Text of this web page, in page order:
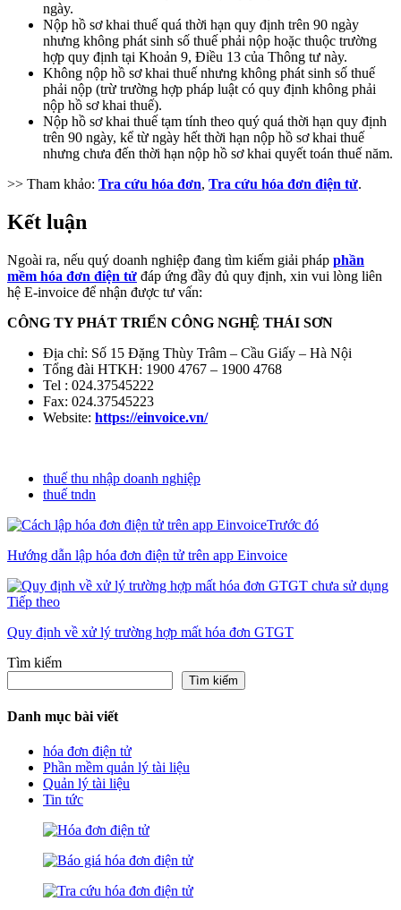
ngày.
Nộp hồ sơ khai thuế quá thời hạn quy định trên 90 ngày
nhưng không phát sinh số thuế phải nộp hoặc thuộc trường
hợp quy định tại Khoản 9, Điều 13 của Thông tư này.
Không nộp hồ sơ khai thuế nhưng không phát sinh số thuế
phải nộp (trừ trường hợp pháp luật có quy định không phải
nộp hồ sơ khai thuế).
Nộp hồ sơ khai thuế tạm tính theo quý quá thời hạn quy định
trên 90 ngày, kể từ ngày hết thời hạn nộp hồ sơ khai thuế
nhưng chưa đến thời hạn nộp hồ sơ khai quyết toán thuế năm.
>> Tham khảo: Tra cứu hóa đơn, Tra cứu hóa đơn điện tử.
Kết luận
Ngoài ra, nếu quý doanh nghiệp đang tìm kiếm giải pháp phần
mềm hóa đơn điện tử đáp ứng đầy đủ quy định, xin vui lòng liên
hệ E-invoice để nhận được tư vấn:
CÔNG TY PHÁT TRIỂN CÔNG NGHỆ THÁI SƠN
Địa chỉ: Số 15 Đặng Thùy Trâm – Cầu Giấy – Hà Nội
Tổng đài HTKH: 1900 4767 – 1900 4768
Tel : 024.37545222
Fax: 024.37545223
Website: https://einvoice.vn/
thuế thu nhập doanh nghiệp
thuế tndn
Trước đó
Hướng dẫn lập hóa đơn điện tử trên app Einvoice
Tiếp theo
Quy định về xử lý trường hợp mất hóa đơn GTGT
Tìm kiếm
Tìm kiếm
Danh mục bài viết
hóa đơn điện tử
Phần mềm quản lý tài liệu
Quản lý tài liệu
Tin tức